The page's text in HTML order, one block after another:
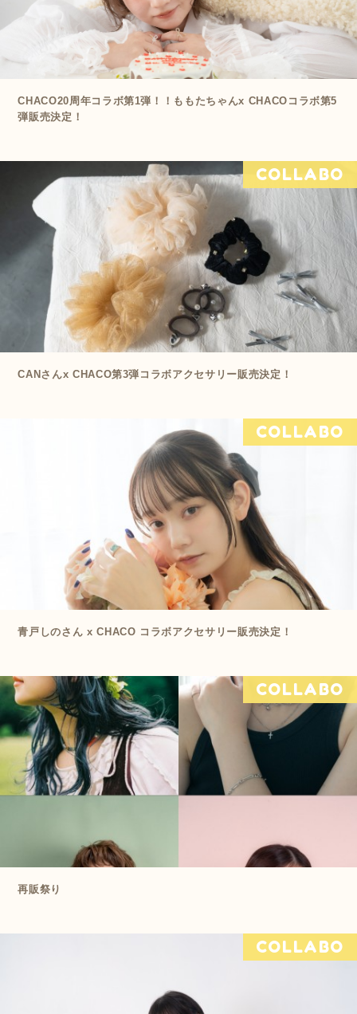
CHACO20周年コラボ第1弾！！ももたちゃんx CHACOコラボ第5
弾販売決定！
COLLABO
CANさんx CHACO第3弾コラボアクセサリー販売決定！
COLLABO
青戸しのさん x CHACO コラボアクセサリー販売決定！
COLLABO
再販祭り
COLLABO